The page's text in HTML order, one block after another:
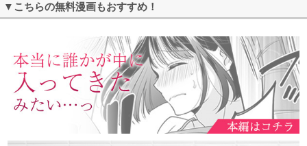
▼こちらの無料漫画もおすすめ！